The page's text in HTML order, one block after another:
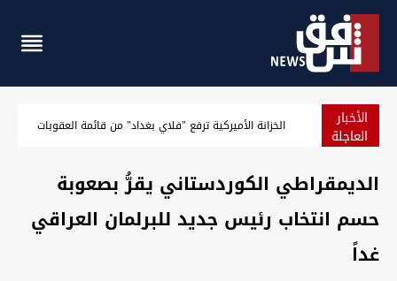
الأخبار
العاجلة توصية باكستانية لتعزيز العلاقة مع العراق إثر "دوره الإقليمي
الديمقراطي الكوردستاني يقرُّ بصعوبة
حسم انتخاب رئيس جديد للبرلمان العراقي
غداً